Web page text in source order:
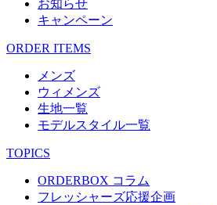
お知らせ
キャンペーン
ORDER ITEMS
メンズ
ウィメンズ
生地一覧
モデルスタイル一覧
TOPICS
ORDERBOX コラム
フレッシャーズ応援企画